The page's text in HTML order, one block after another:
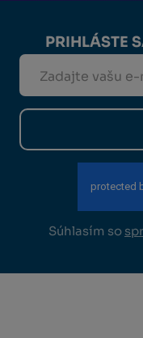
PRIHLÁSTE
Súhlasím so